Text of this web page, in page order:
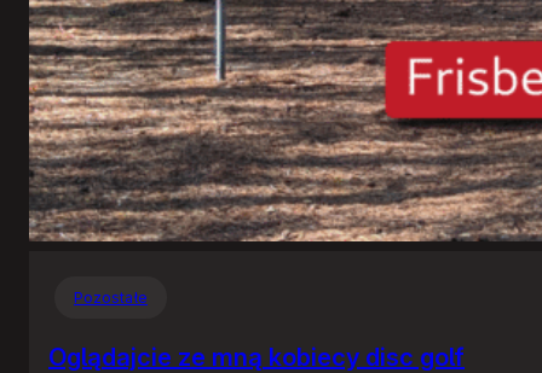
Pozostałe
Oglądajcie ze mną kobiecy disc golf